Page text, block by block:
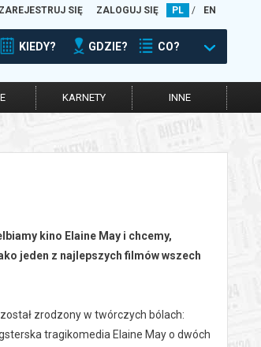
ZAREJESTRUJ SIĘ ZALOGUJ SIĘ PL / EN
KIEDY? GDZIE? CO?
KARNETY INNE
kino Elaine May i chcemy,
jeden z najlepszych filmów wszech
zrodzony w twórczych bólach:
tragikomedia Elaine May o dwóch